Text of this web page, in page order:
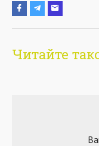
Читайте